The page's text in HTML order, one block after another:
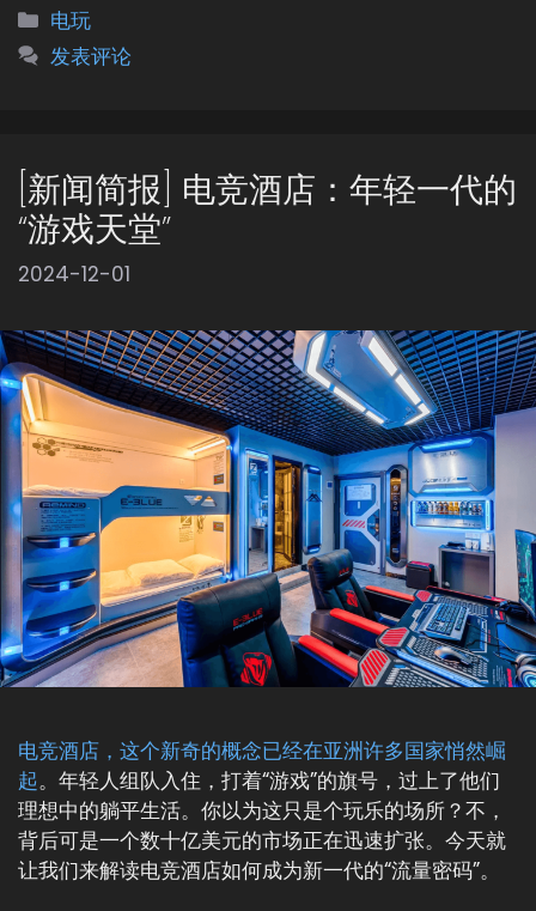
分
类
电玩
发表评论
[新闻简报] 电竞酒店：年轻一代的
“游戏天堂”
2024-12-01
电竞酒店，这个新奇的概念已经在亚洲许多国家悄然崛
起。年轻人组队入住，打着“游戏”的旗号，过上了他们
理想中的躺平生活。你以为这只是个玩乐的场所？不，
背后可是一个数十亿美元的市场正在迅速扩张。今天就
让我们来解读电竞酒店如何成为新一代的“流量密码”。